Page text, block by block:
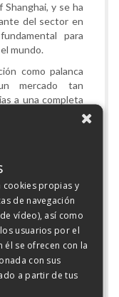
y se ha
del sector en
para
mundo.
como palanca
mercado tan
a una completa
canales de
por
y diferente,
vinos con una
las bodegas de
de Origen
más de 1.200
mejores uvas
afrutados y
cookies propias y
de navegación
vídeo), así como
usuarios por el
él se ofrecen con la
con sus
a partir de tus